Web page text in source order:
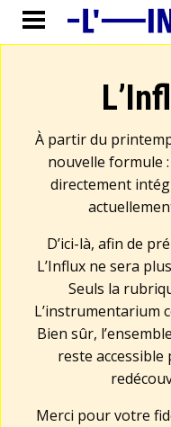
À partir du
nouvelle formule
directement
D’ici-là, afin de
L’Influx ne sera
Seuls la
L’instrumentarium
Bien sûr,
reste
Merci pour votre